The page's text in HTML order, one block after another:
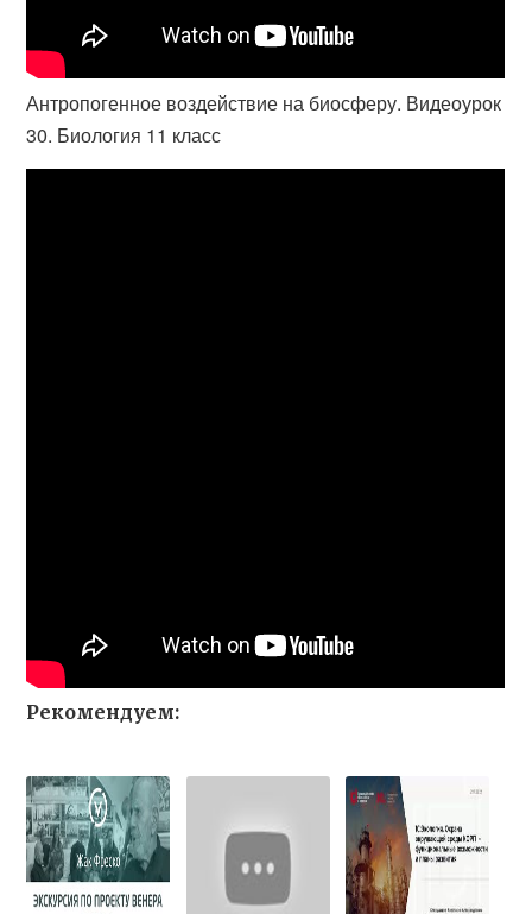
Антропогенное воздействие на биосферу. Видеоурок
30. Биология 11 класс
Рекомендуем: